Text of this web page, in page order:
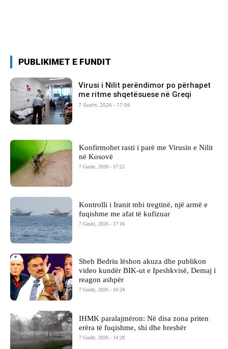
PUBLIKIMET E FUNDIT
Virusi i Nilit perëndimor po përhapet
me ritme shqetësuese në Greqi
7 Gusht, 2026 - 17:56
Konfirmohet rasti i parë me Virusin e Nilit
në Kosovë
7 Gusht, 2026 - 17:22
Kontrolli i Iranit mbi tregtinë, një armë e
fuqishme me afat të kufizuar
7 Gusht, 2026 - 17:16
Sheh Bedriu lëshon akuza dhe publikon
video kundër BIK-ut e Ipeshkvisë, Demaj i
reagon ashpër
7 Gusht, 2026 - 16:24
IHMK paralajmëron: Në disa zona priten
erëra të fuqishme, shi dhe breshër
7 Gusht, 2026 - 14:28